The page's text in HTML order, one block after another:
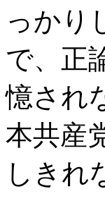
っかり
で、正
憶され
本共産
しきれ